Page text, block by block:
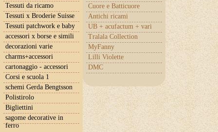
Cuore e Batticuore
Antichi ricami
UB + acufactum + vari
Tralala Collection
MyFanny
Lilli Violette
DMC
Tessuti da ricamo
Tessuti x Broderie Suisse
Tessuti patchwork e baby
accessori x borse e simili
decorazioni varie
charms+accessori
cartonaggio - accessori
Corsi e scuola 1
schemi Gerda Bengtsson
Polistirolo
Bigliettini
sagome decorative in
ferro